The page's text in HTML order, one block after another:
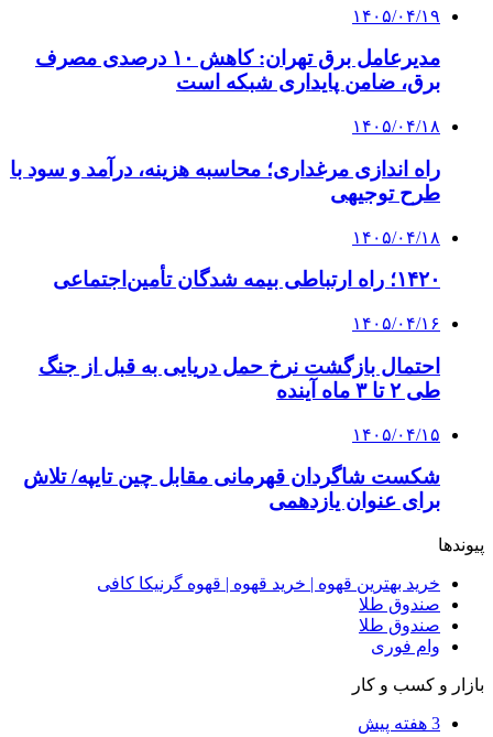
۱۴۰۵/۰۴/۱۹
مدیرعامل برق تهران: کاهش ۱۰ درصدی مصرف
برق، ضامن پایداری شبکه است
۱۴۰۵/۰۴/۱۸
راه اندازی مرغداری؛ محاسبه هزینه، درآمد و سود با
طرح توجیهی
۱۴۰۵/۰۴/۱۸
۱۴۲۰؛ راه ارتباطی بیمه شدگان تأمین‌اجتماعی
۱۴۰۵/۰۴/۱۶
احتمال بازگشت نرخ حمل دریایی به قبل از جنگ
طی ۲ تا ۳ ماه آینده
۱۴۰۵/۰۴/۱۵
شکست شاگردان قهرمانی مقابل چین تایپه/ تلاش
برای عنوان یازدهمی
پیوندها
خرید بهترین قهوه | خرید قهوه | قهوه گرنیکا کافی
صندوق طلا
صندوق طلا
وام فوری
بازار و کسب و کار
3 هفته پیش